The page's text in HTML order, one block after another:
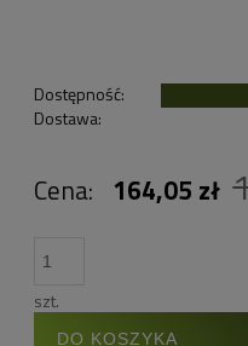
Dostępność:
Dostawa:
Cena nie zawiera
Cena: 164,05 zł
szt.
DO KOSZYKA